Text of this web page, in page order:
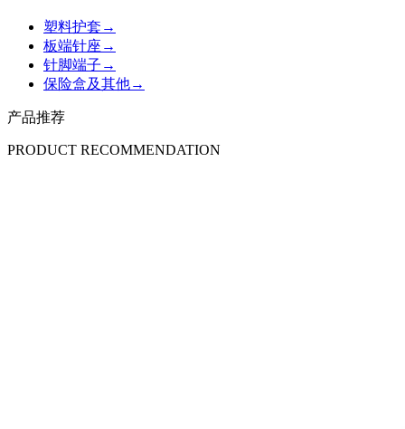
塑料护套 →
板端针座 →
针脚端子 →
保险盒及其他→
产品推荐
PRODUCT RECOMMENDATION